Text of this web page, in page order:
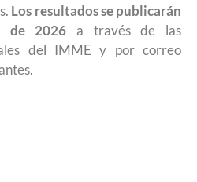
Los resultados se publicarán
de 2026 a través de las
del IMME y por correo